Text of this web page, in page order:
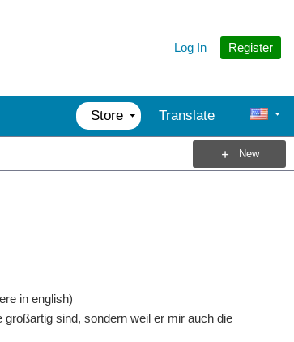
Register
Log In
Store Translate
New
in english)
sind, sondern weil er mir auch die